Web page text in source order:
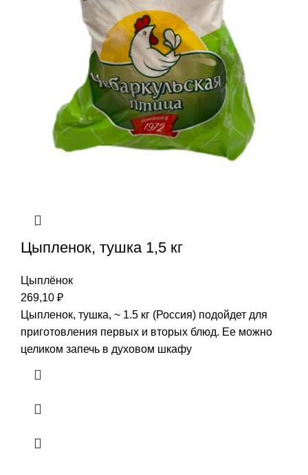
Цыпленок, тушка 1,5 кг
Цыплёнок
269,10 ₽
Цыпленок, тушка, ~ 1.5 кг (Россия) подойдет для
приготовления первых и вторых блюд. Ее можно
целиком запечь в духовом шкафу